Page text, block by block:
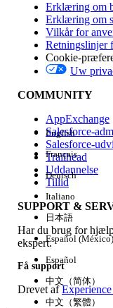
Version
Experience
Erklæring om
Erklæring om
Vilkår for
Retningslinjer
Cookie-
Uw
COMMUNITY
AppExchange
Salesforce-
Salesforce-
Trailhead
Uddannelse
Tillid
SUPPORT &
Har du brug for
ekspert.
Få support
Drevet af
English
Français
Deutsch
Italiano
日本語
Español (México)
Español
中文（简体）
中文（繁體）